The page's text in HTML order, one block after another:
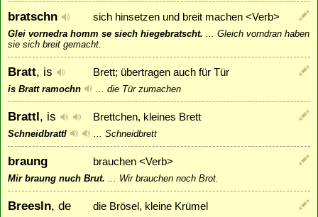
bratschn sich hinsetzen und breit machen <Verb>
Glei vornedra homm se siech hiegebratscht. ... Gleich vorndran haben
sie sich breit gemacht.
Bratt, is Brett; übertragen auch für Tür
is Bratt ramochn ... die Tür zumachen
Brattl, is Brettchen, kleines Brett
Schneidbrattl ... Schneidbrett
braung brauchen <Verb>
Mir braung nuch Brut. ... Wir brauchen noch Brot.
Breesln, de die Brösel, kleine Krümel